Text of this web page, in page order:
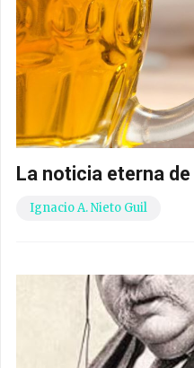
La noticia eterna
Ignacio A. Nieto Guil